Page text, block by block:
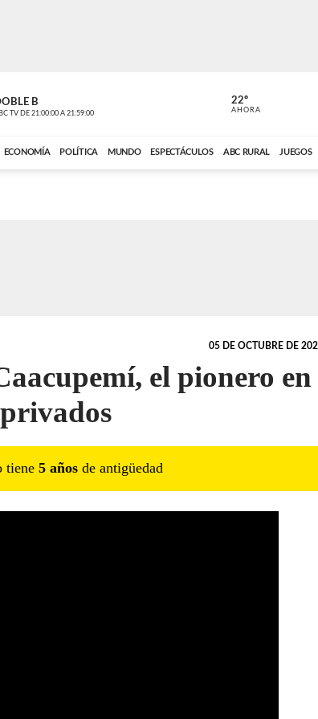
B
TV DE 21:00:00 A 21:59:00 ABC CARDINAL
22º
AHORA
ECONOMÍA POLÍTICA MUNDO ESPECTÁCULOS ABC RURAL JUEGOS
05 DE OCTUBRE DE
el pionero en
tiene 5 años de antigüedad